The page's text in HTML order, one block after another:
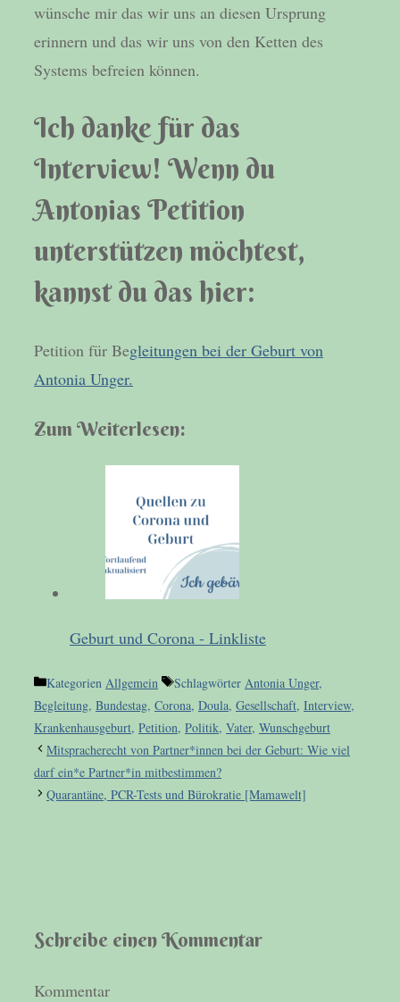
wünsche mir das wir uns an diesen Ursprung
erinnern und das wir uns von den Ketten des
Systems befreien können.
Ich danke für das
Interview! Wenn du
Antonias Petition
unterstützen möchtest,
kannst du das hier:
Petition für Begleitungen bei der Geburt von
Antonia Unger.
Zum Weiterlesen:
Geburt und Corona - Linkliste
Kategorien Allgemein Schlagwörter Antonia Unger,
Begleitung, Bundestag, Corona, Doula, Gesellschaft, Interview,
Krankenhausgeburt, Petition, Politik, Vater, Wunschgeburt
Mitspracherecht von Partner*innen bei der Geburt: Wie viel
darf ein*e Partner*in mitbestimmen?
Quarantäne, PCR-Tests und Bürokratie [Mamawelt]
Schreibe einen Kommentar
Kommentar